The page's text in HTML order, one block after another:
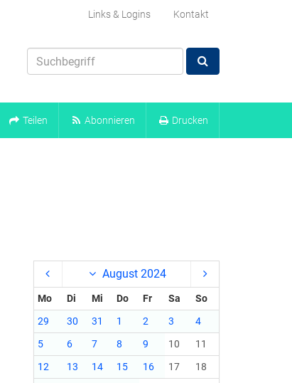
Links & Logins Kontakt
Teilen Abonnieren Drucken
August 2024
Mo Di Mi Do Fr Sa
So
29
30 31 1 2 3
4
5
6 7 8 9 10
11
12
13 14 15 16 17
18